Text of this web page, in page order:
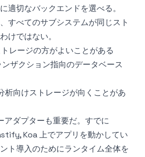
適切なバックエンドを選べる。
すべてのサブシステムが同じスト
けではない。
レージの方がよいことがある
ザクション指向のデータベース
向けストレージが向くことがあ
ダプターも重要だ。すでに
Koa 上でアプリを動かしてい
ト導入のためにランタイム全体を